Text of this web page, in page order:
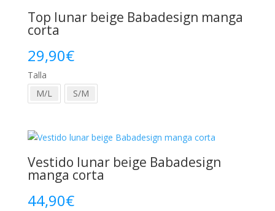
Top lunar beige Babadesign manga
corta
29,90€
Talla
M/L
S/M
Vestido lunar beige Babadesign
manga corta
44,90€